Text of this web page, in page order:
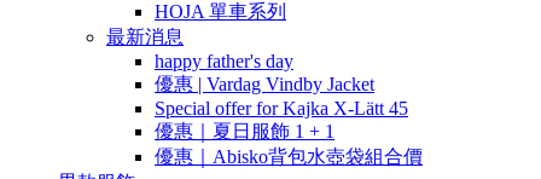
HOJA 單車系列
最新消息
happy father's day
優惠 | Vardag Vindby Jacket
Special offer for Kajka X-Lätt 45
優惠｜夏日服飾 1 + 1
優惠｜Abisko背包水壺袋組合價